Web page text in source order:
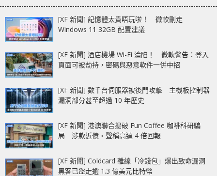
[XF 新聞] 記憶體太貴唔玩啦！ 微軟刪走
Windows 11 32GB 配置建議
[XF 新聞] 酒店機場 Wi-Fi 淪陷！ 微軟警告：登入
頁面可被劫持，密碼與惡意軟件一併中招
[XF 新聞] 數千台伺服器被後門攻擊 主機板控制器
漏洞部分甚至超過 10 年歷史
[XF 新聞] 港澳聯合搗破 Fun Coffee 咖啡科研騙
局 涉款近億‧聲稱高達 4 倍回報
[XF 新聞] Coldcard 離線「冷錢包」爆出致命漏洞
黑客已盜走逾 1.3 億美元比特幣